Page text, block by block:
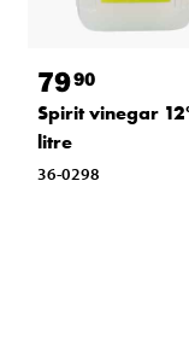
7990
Spirit vinegar
litre
36-0298